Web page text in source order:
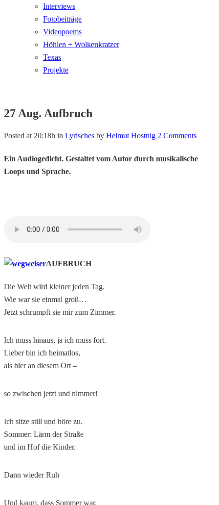
Interviews
Fotobeiträge
Videopoems
Höhlen + Wolkenkratzer
Texas
Projekte
27 Aug. Aufbruch
Posted at 20:18h in Lyrisches by Helmut Hostnig 2 Comments
Ein Audiogedicht. Gestaltet vom Autor durch musikalische
Loops und Sprache.
AUFBRUCH
Die Welt wird kleiner jeden Tag.
Wie war sie einmal groß…
Jetzt schrumpft sie mir zum Zimmer.
Ich muss hinaus, ja ich muss fort.
Lieber bin ich heimatlos,
als hier an diesem Ort –
so zwischen jetzt und nimmer!
Ich sitze still und höre zu.
Sommer: Lärm der Straße
und im Hof die Kinder.
Dann wieder Ruh
Und kaum, dass Sommer war,